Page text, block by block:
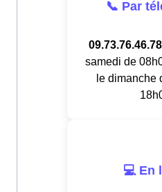
📞 Par
09.73.76.46.78
samedi de
le dimanche
💻 En